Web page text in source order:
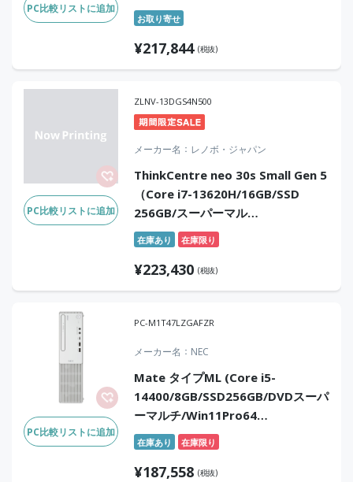
PC比較リストに追加
Pro/WiFi7/BT)
お取り寄せ
¥217,844 (税抜)
PC比較リストに追加
ZLNV-13DGS4N500
メーカー名 レノボ・ジャパン
ThinkCentre neo 30s Small Gen 5
（Core i7-13620H/16GB/SSD
256GB/スーパーマル
チ/Win11Pro/OfficeH&B2024）
在庫あり 在庫限り
¥223,430 (税抜)
PC比較リストに追加
PC-M1T47LZGAFZR
メーカー名 NEC
Mate タイプML (Core i5-
14400/8GB/SSD256GB/DVDスーパ
ーマルチ/Win11Pro64
25H2/Office無)
在庫あり 在庫限り
¥187,558 (税抜)